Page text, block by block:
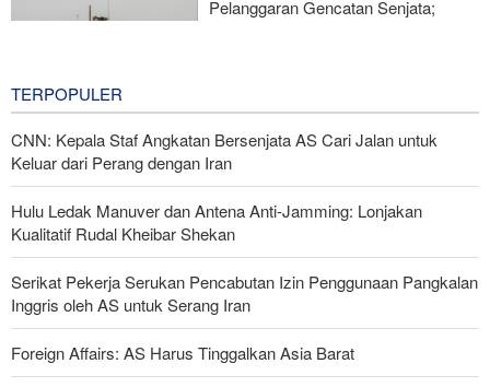
Pelanggaran Gencatan Senjata;
TERPOPULER
CNN: Kepala Staf Angkatan Bersenjata AS Cari Jalan untuk
Keluar dari Perang dengan Iran
Hulu Ledak Manuver dan Antena Anti-Jamming: Lonjakan
Kualitatif Rudal Kheibar Shekan
Serikat Pekerja Serukan Pencabutan Izin Penggunaan Pangkalan
Inggris oleh AS untuk Serang Iran
Foreign Affairs: AS Harus Tinggalkan Asia Barat